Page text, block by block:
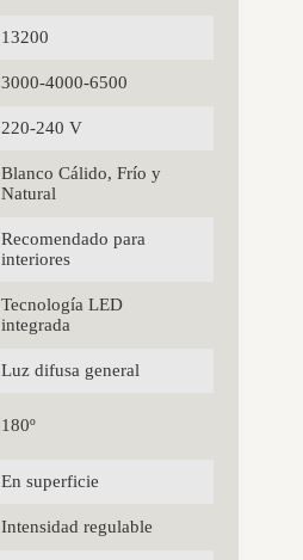
13200
3000-4000-6500
220-240 V
Blanco Cálido, Frío y
Natural
Recomendado para
interiores
Tecnología LED
integrada
Luz difusa general
180º
En superficie
Intensidad regulable